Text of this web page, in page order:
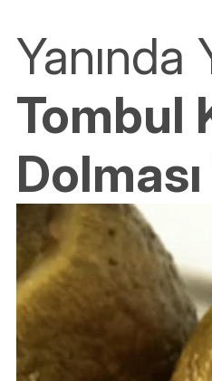
Yanında
Tombul